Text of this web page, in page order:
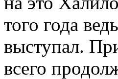
того года
выступал.
всего